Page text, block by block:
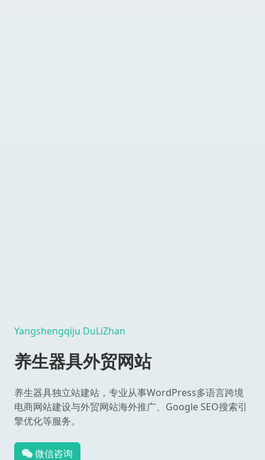
Yangshengqiju DuLiZhan
养生器具外贸网站
养生器具独立站建站，专业从事WordPress多语言跨境
电商网站建设与外贸网站海外推广、Google SEO搜索引
擎优化等服务。
微信咨询